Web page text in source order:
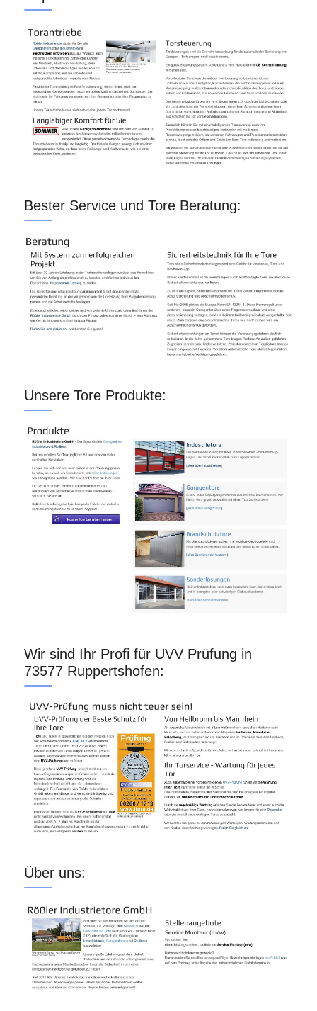
Bester Service und Tore Beratung:
Unsere Tore Produkte:
Wir sind Ihr Profi für UVV Prüfung in
73577 Ruppertshofen:
Über uns: